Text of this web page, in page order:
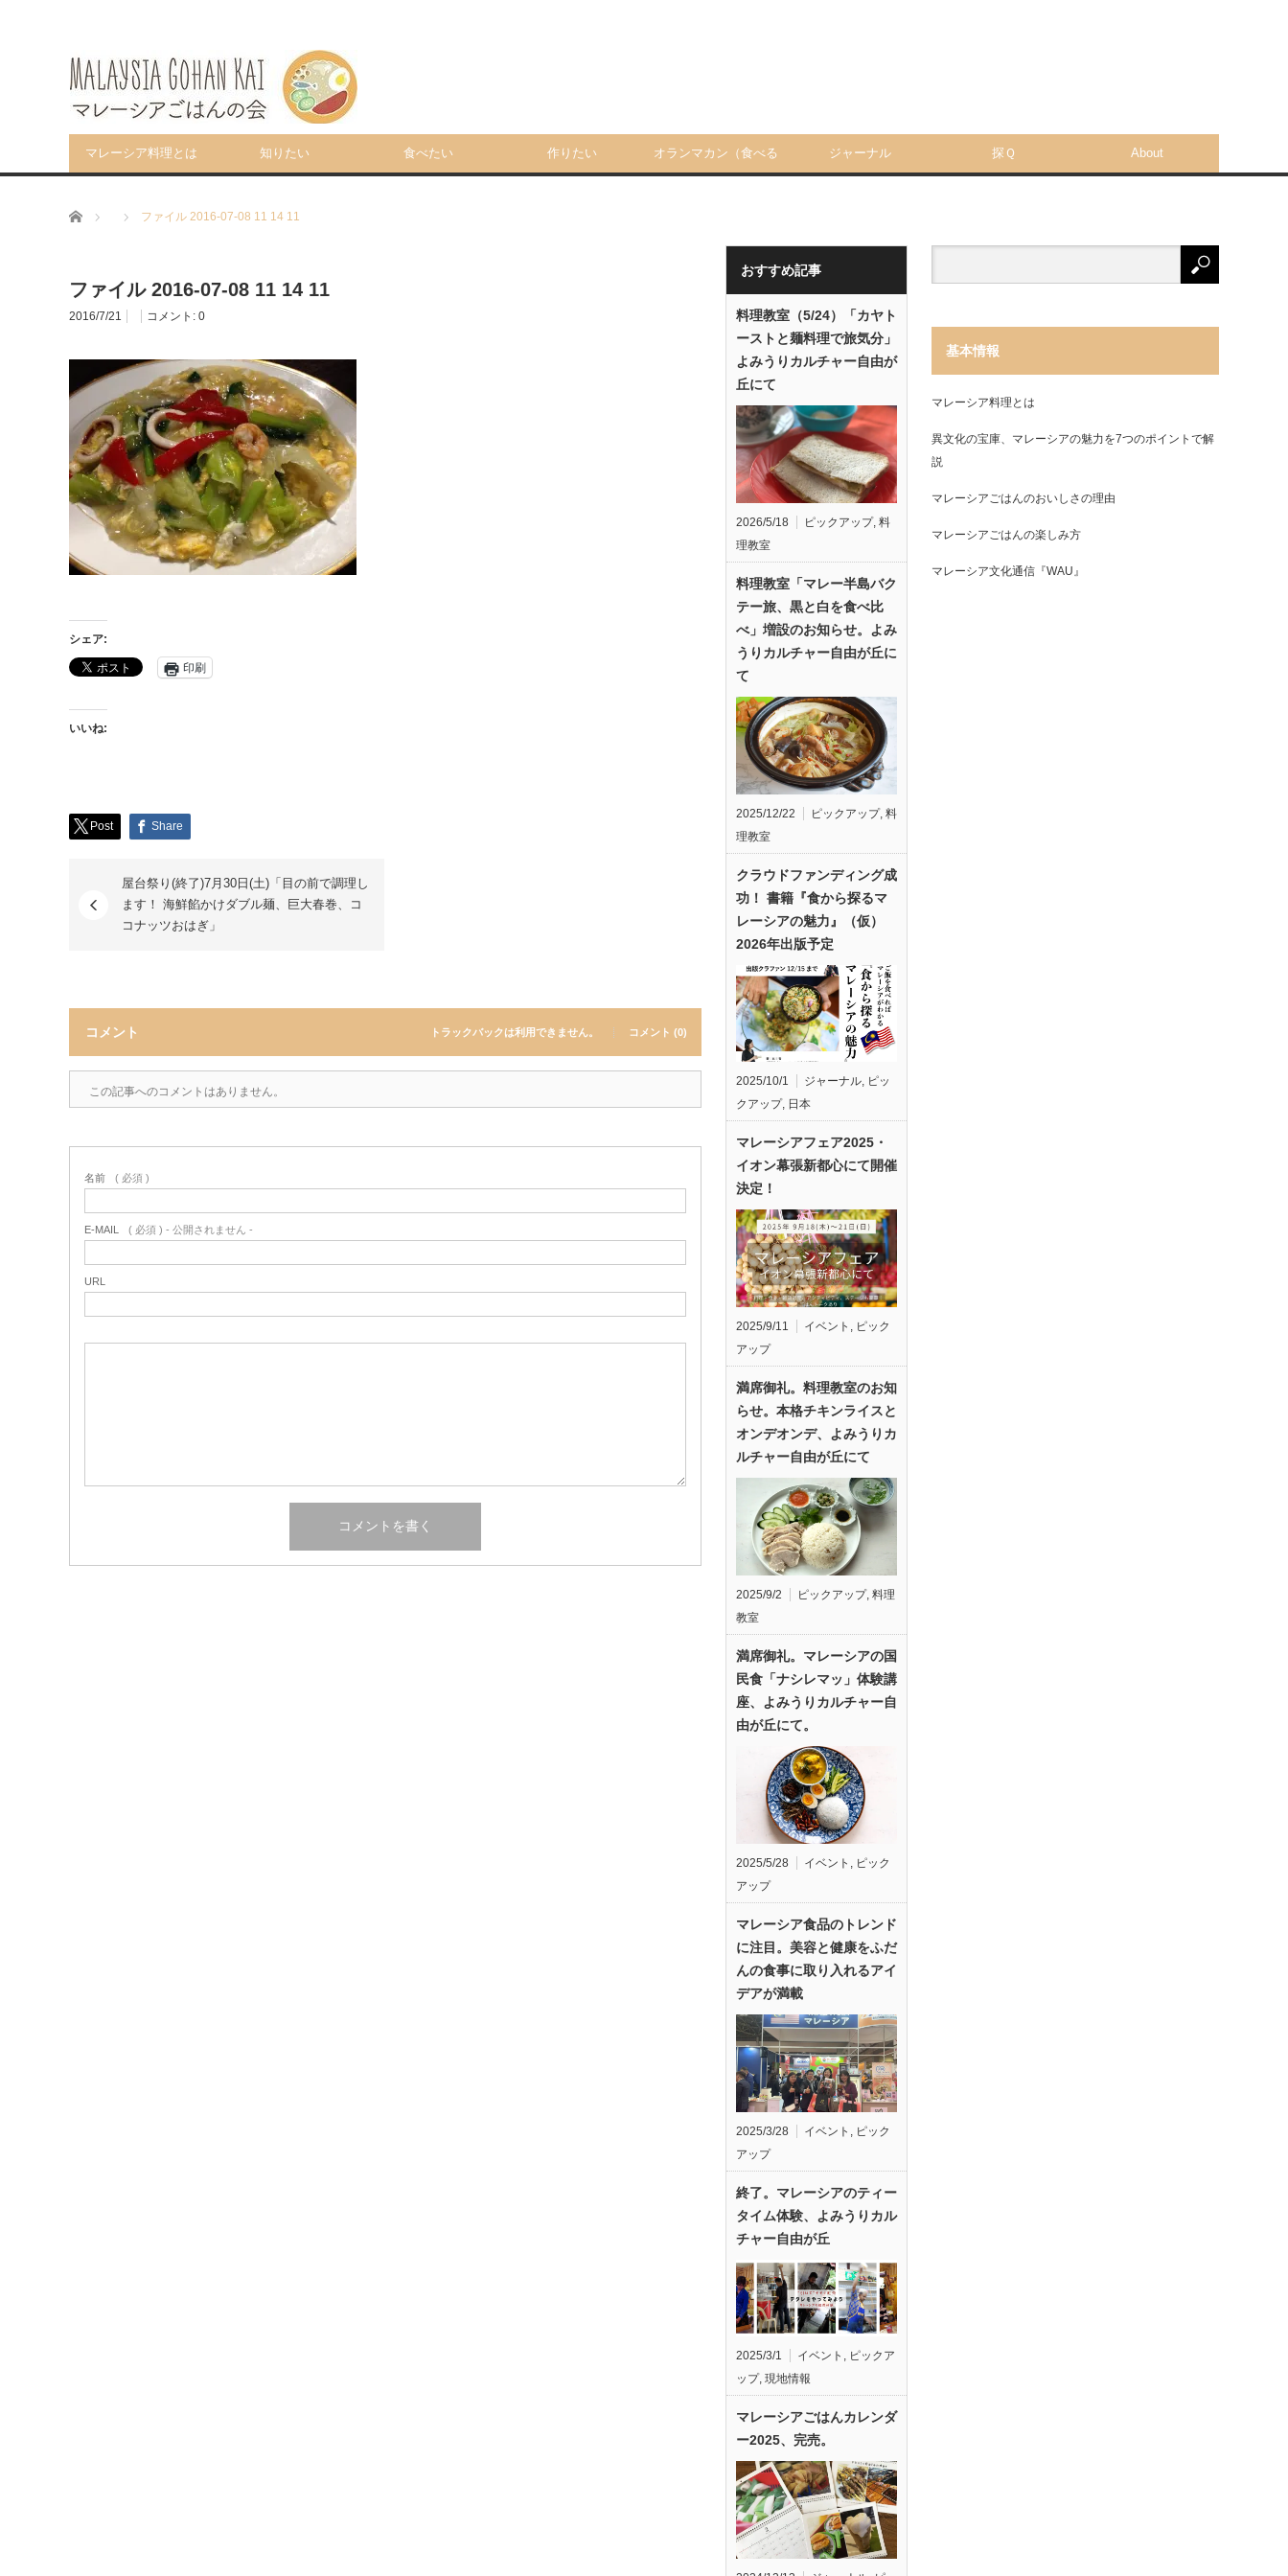
マレーシア料理とは 知りたい 食べたい 作りたい オランマカン（食べる ジャーナル 探Ｑ About
ホーム ファイル 2016-07-08 11 14 11
ファイル 2016-07-08 11 14 11
2016/7/21 コメント: 0
シェア:
印刷
いいね:
Post Share
屋台祭り(終了)7月30日(土)「目の前で調理し
ます！ 海鮮餡かけダブル麺、巨大春巻、コ
コナッツおはぎ」
コメント トラックバックは利用できません。 コメント (0)
この記事へのコメントはありません。
名前 ( 必須 )
E-MAIL ( 必須 ) - 公開されません -
URL
おすすめ記事
料理教室（5/24）「カヤト
ーストと麺料理で旅気分」
よみうりカルチャー自由が
丘にて
2026/5/18 ピックアップ, 料
理教室
料理教室「マレー半島バク
テー旅、黒と白を食べ比
べ」増設のお知らせ。よみ
うりカルチャー自由が丘に
て
2025/12/22 ピックアップ, 料
理教室
クラウドファンディング成
功！ 書籍『食から探るマ
レーシアの魅力』（仮）
2026年出版予定
2025/10/1 ジャーナル, ピッ
クアップ, 日本
マレーシアフェア2025・
イオン幕張新都心にて開催
決定！
2025/9/11 イベント , ピック
アップ
満席御礼。料理教室のお知
らせ。本格チキンライスと
オンデオンデ、よみうりカ
ルチャー自由が丘にて
2025/9/2 ピックアップ, 料理
教室
満席御礼。マレーシアの国
民食「ナシレマッ」体験講
座、よみうりカルチャー自
由が丘にて。
2025/5/28 イベント , ピック
アップ
マレーシア食品のトレンド
に注目。美容と健康をふだ
んの食事に取り入れるアイ
デアが満載
2025/3/28 イベント
ピック
アップ
終了。マレーシアのティー
タイム体験、よみうりカル
チャー自由が丘
2025/3/1 イベント , ピックア
ップ, 現地情報
マレーシアごはんカレンダ
ー2025、完売。
基本情報
マレーシア料理とは
異文化の宝庫、マレーシアの魅力を7つのポイントで解
説
マレーシアごはんのおいしさの理由
マレーシアごはんの楽しみ方
マレーシア文化通信『WAU』